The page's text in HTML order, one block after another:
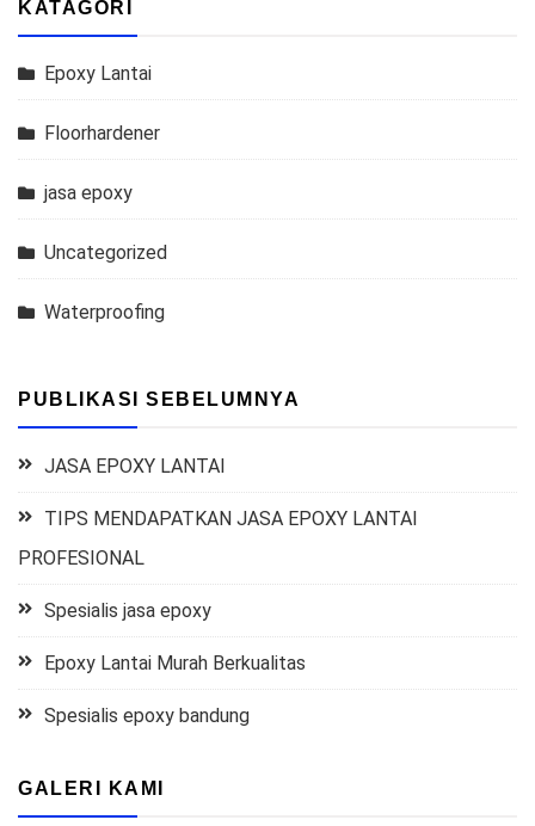
KATAGORI
Epoxy Lantai
Floorhardener
jasa epoxy
Uncategorized
Waterproofing
PUBLIKASI SEBELUMNYA
JASA EPOXY LANTAI
TIPS MENDAPATKAN JASA EPOXY LANTAI
PROFESIONAL
Spesialis jasa epoxy
Epoxy Lantai Murah Berkualitas
Spesialis epoxy bandung
GALERI KAMI